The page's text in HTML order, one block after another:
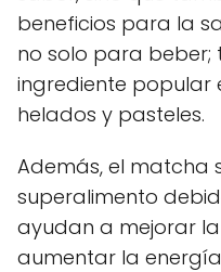
beneficios para la
no solo para beber;
ingrediente popular
helados y pasteles.
Además, el matcha
superalimento
ayudan a mejorar
aumentar la